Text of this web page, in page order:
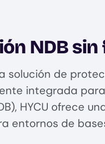
NDB
solución de
integrada
HYCU ofrece
entornos de